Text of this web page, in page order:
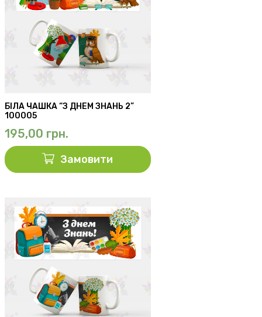
БІЛА ЧАШКА “З ДНЕМ ЗНАНЬ 2”
100005
195,00 грн.
Замовити